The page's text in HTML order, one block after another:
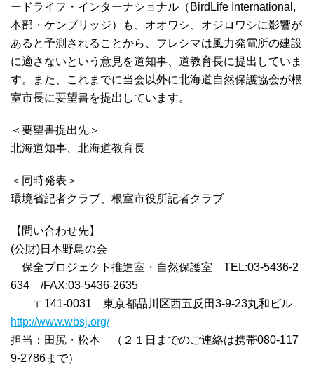
ードライフ・インターナショナル（BirdLife International,
本部・ケンブリッジ）も、オオワシ、オジロワシに影響が
あると予測されることから、フレシマは風力発電所の建設
に適さないという意見を道知事、道教育長に提出していま
す。また、これまでに当会以外に北海道自然保護協会が根
室市長に要望書を提出しています。
＜要望書提出先＞
北海道知事、北海道教育長
＜同時発表＞
環境省記者クラブ、根室市役所記者クラブ
【問い合わせ先】
(公財)日本野鳥の会
保全プロジェクト推進室・自然保護室 TEL:03-5436-2
634 /FAX:03-5436-2635
〒141-0031 東京都品川区西五反田3-9-23丸和ビル
http://www.wbsj.org/
担当：田尻・松本 （２１日までのご連絡は携帯080-117
9-2786まで）